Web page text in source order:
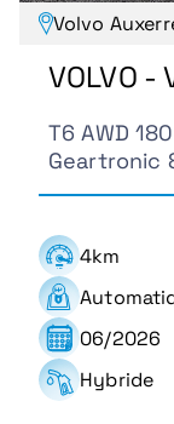
Volvo
VOLVO -
T6 AWD
Geartronic
4km
06/2026
Hybride